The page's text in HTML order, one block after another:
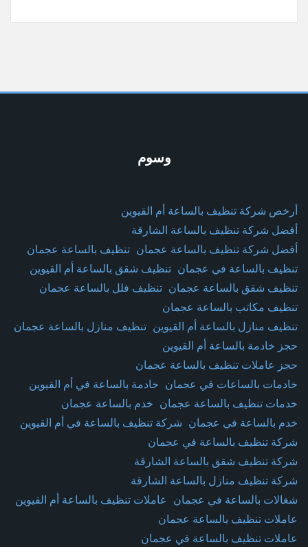
وسوم
أرخص شركة تنظيف بالساعة أم القيوين
أفضل شركة تنظيف بالساعة الشارقة
أفضل شركة تنظيف بالساعة عجمان تنظيف بالساعة عجمان
تنظيف بالساعة في عجمان تنظيف شقق بالساعة أم القيوين
تنظيف شقق بالساعة عجمان تنظيف فلل بالساعة عجمان
تنظيف مكاتب بالساعة عجمان
تنظيف منازل بالساعة أم القيوين تنظيف منازل بالساعة عجمان
حجز خادمة بالساعة أم القيوين
حجز عاملات تنظيف بالساعة عجمان
خادمات بالساعات في عجمان خادمة بالساعة في أم القيوين
خدمات تنظيف بالساعة عجمان خدم بالساعة عجمان
خدم بالساعة في عجمان شركة تنظيف بالساعة في أم القيوين
شركة تنظيف بالساعة في عجمان
شركة تنظيف شقق بالساعة الشارقة
شركة تنظيف منازل بالساعة الشارقة
شغالات بالساعة في عجمان عاملات تنظيف بالساعة أم القيوين
عاملات تنظيف بالساعة عجمان
عاملات تنظيف بالساعة في عجمان